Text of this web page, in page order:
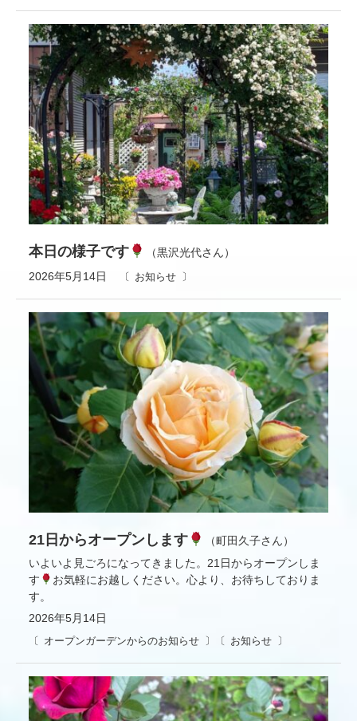
2026年5月14日 お知らせ
本日の様子です （黒沢光代さん）
2026年5月14日
オープンガーデンからのお知らせ お知らせ
21日からオープンします
（町田久子さん）
いよいよ見ごろになってきました。21日からオープンしま
す
お気軽にお越しください。心より、お待ちしておりま
す。